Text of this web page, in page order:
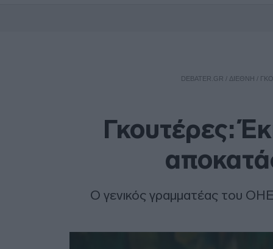
DEBATER.GR / ΔΙΕΘΝΗ /
Γκουτέρες:
Ο γενικός γραμματέας του